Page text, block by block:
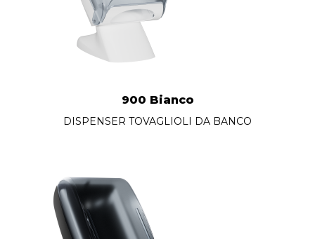
900 Bianco
DISPENSER TOVAGLIOLI DA BANCO